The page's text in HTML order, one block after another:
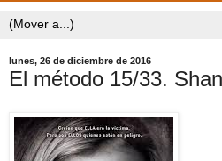
lunes, 26 de diciembre de 2016
El método 15/33.